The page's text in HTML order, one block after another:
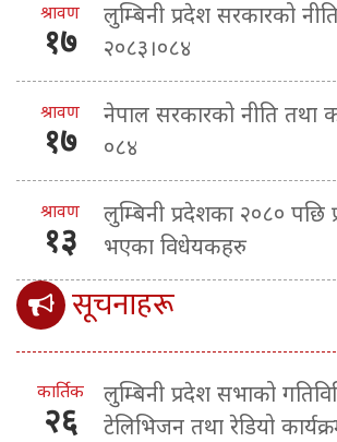
श्रावण
१७
लुम्बिनी प्रदेश सरकारको
२०८३।०८४
श्रावण
१७
नेपाल सरकारको नीति तथा
०८४
श्रावण
१३
लुम्बिनी प्रदेशका २०८० पछि
भएका विधेयकहरु
सूचनाहरू
कार्तिक
२६
लुम्बिनी प्रदेश सभाको
टेलिभिजन तथा रेडियो